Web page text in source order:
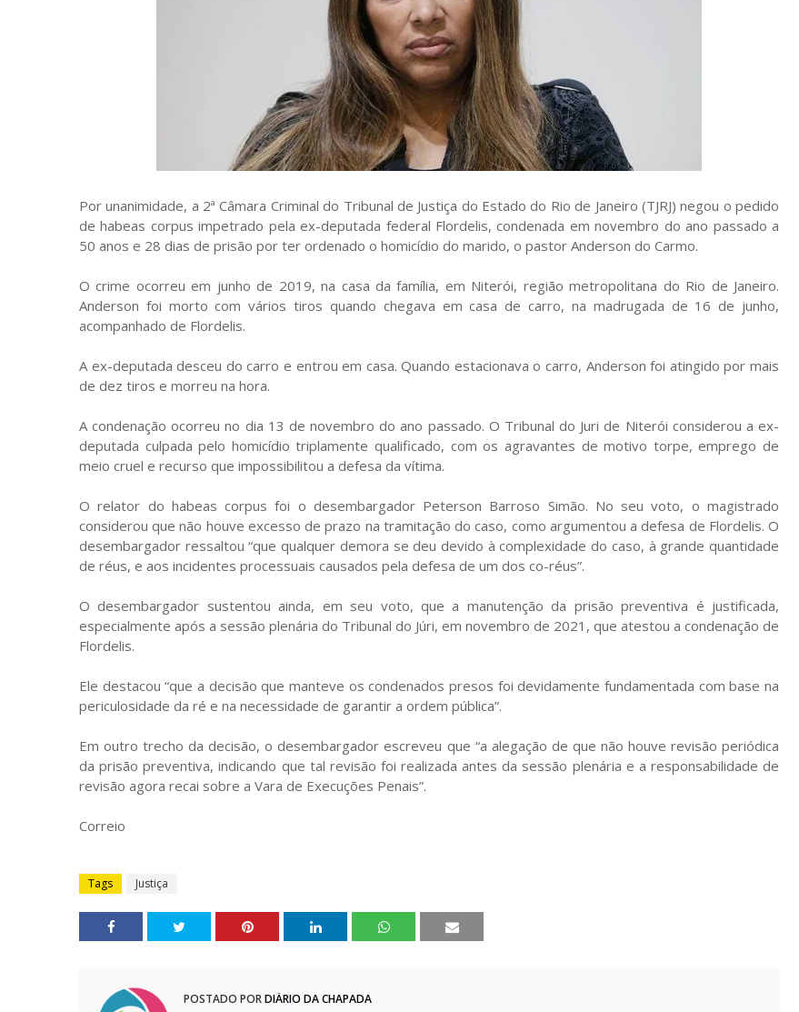
Por unanimidade, a 2ª Câmara Criminal do Tribunal de Justiça do Estado do Rio de Janeiro (TJRJ) negou o pedido
de habeas corpus impetrado pela ex-deputada federal Flordelis, condenada em novembro do ano passado a
50 anos e 28 dias de prisão por ter ordenado o homicídio do marido, o pastor Anderson do Carmo.
O crime ocorreu em junho de 2019, na casa da família, em Niterói, região metropolitana do Rio de Janeiro.
Anderson foi morto com vários tiros quando chegava em casa de carro, na madrugada de 16 de junho,
acompanhado de Flordelis.
A ex-deputada desceu do carro e entrou em casa. Quando estacionava o carro, Anderson foi atingido por mais
de dez tiros e morreu na hora.
A condenação ocorreu no dia 13 de novembro do ano passado. O Tribunal do Juri de Niterói considerou a ex-
deputada culpada pelo homicídio triplamente qualificado, com os agravantes de motivo torpe, emprego de
meio cruel e recurso que impossibilitou a defesa da vítima.
O relator do habeas corpus foi o desembargador Peterson Barroso Simão. No seu voto, o magistrado
considerou que não houve excesso de prazo na tramitação do caso, como argumentou a defesa de Flordelis. O
desembargador ressaltou “que qualquer demora se deu devido à complexidade do caso, à grande quantidade
de réus, e aos incidentes processuais causados pela defesa de um dos co-réus”.
O desembargador sustentou ainda, em seu voto, que a manutenção da prisão preventiva é justificada,
especialmente após a sessão plenária do Tribunal do Júri, em novembro de 2021, que atestou a condenação de
Flordelis.
Ele destacou “que a decisão que manteve os condenados presos foi devidamente fundamentada com base na
periculosidade da ré e na necessidade de garantir a ordem pública”.
Em outro trecho da decisão, o desembargador escreveu que “a alegação de que não houve revisão periódica
da prisão preventiva, indicando que tal revisão foi realizada antes da sessão plenária e a responsabilidade de
revisão agora recai sobre a Vara de Execuções Penais”.
Correio
Tags Justiça
POSTADO PORDIÁRIO DA CHAPADA